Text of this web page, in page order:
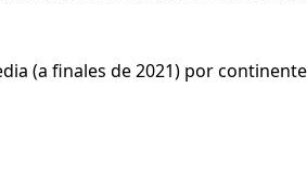
(a finales de 2021) por